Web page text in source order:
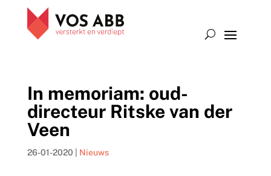
In memoriam: oud-
directeur Ritske van der
Veen
26-01-2020 Nieuws